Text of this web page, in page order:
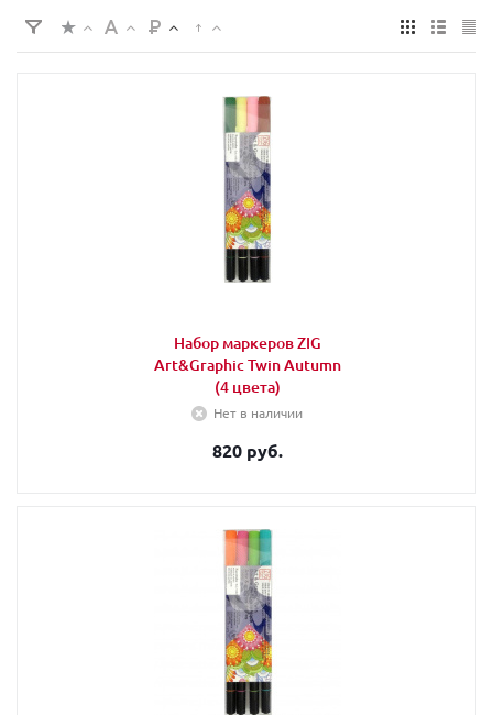
Набор маркеров ZIG
Art&Graphic Twin Autumn
(4 цвета)
Нет в наличии
820 руб.